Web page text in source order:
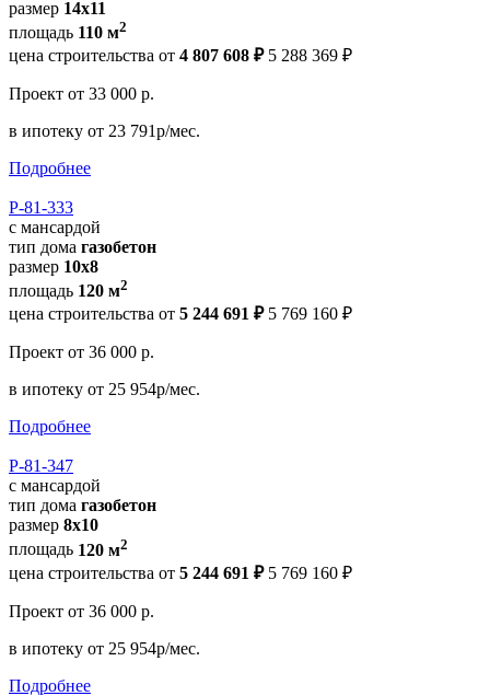
размер 14x11
площадь 110 м2
цена строительства от 4 807 608 ₽ 5 288 369 ₽
Проект от 33 000 р.
в ипотеку от 23 791р/мес.
Подробнее
Р-81-333
с мансардой
тип дома газобетон
размер 10x8
площадь 120 м2
цена строительства от 5 244 691 ₽ 5 769 160 ₽
Проект от 36 000 р.
в ипотеку от 25 954р/мес.
Подробнее
Р-81-347
с мансардой
тип дома газобетон
размер 8x10
площадь 120 м2
цена строительства от 5 244 691 ₽ 5 769 160 ₽
Проект от 36 000 р.
в ипотеку от 25 954р/мес.
Подробнее